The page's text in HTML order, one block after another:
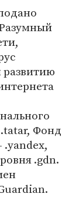
Фонд
.yandex,
.gdn.